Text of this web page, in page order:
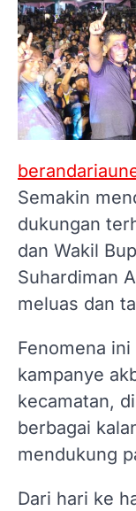
Semakin
dukungan
dan Wakil
Suhardiman
meluas dan
Fenomena
kampanye
kecamatan,
berbagai
mendukung
Dari hari ke